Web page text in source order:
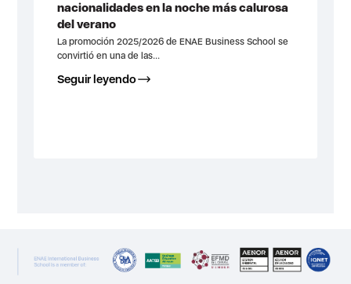
nacionalidades en la noche más calurosa
del verano
La promoción 2025/2026 de ENAE Business School se
convirtió en una de las...
Seguir leyendo